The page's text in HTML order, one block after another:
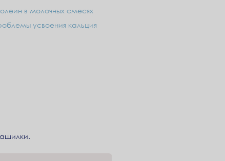
в молочных смесях
усвоения кальция